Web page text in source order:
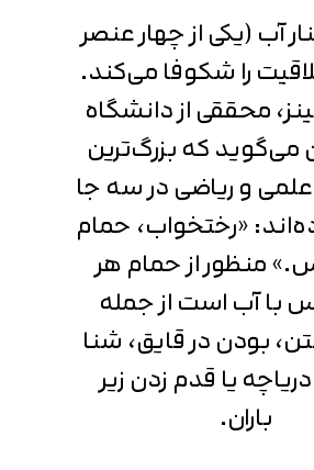
آب (یکی از چهار عنصر
را شکوفا می‌کند.
محققی از دانشگاه
می‌گوید که بزرگ‌ترین
و ریاضی در سه جا
«رختخواب، حمام
منظور از حمام هر
با آب است از جمله
بودن در قایق، شنا
یا قدم زدن زیر
باران.